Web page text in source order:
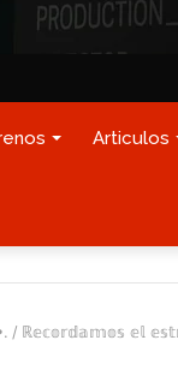
Articulos
/ ℝ𝕖𝕔𝕠𝕣𝕕𝕒𝕞𝕠𝕤 𝕖𝕝